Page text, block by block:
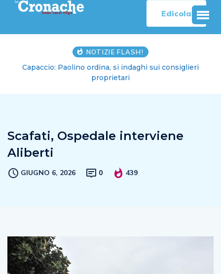
Edicola
NOTIZIE FLASH!
Capaccio: Paolino ordina, si indaghi sui consiglieri
proprietari
Scafati, Ospedale interviene
Aliberti
GIUGNO 6, 2026 0 439